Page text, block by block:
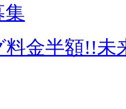
集
料金半額!!